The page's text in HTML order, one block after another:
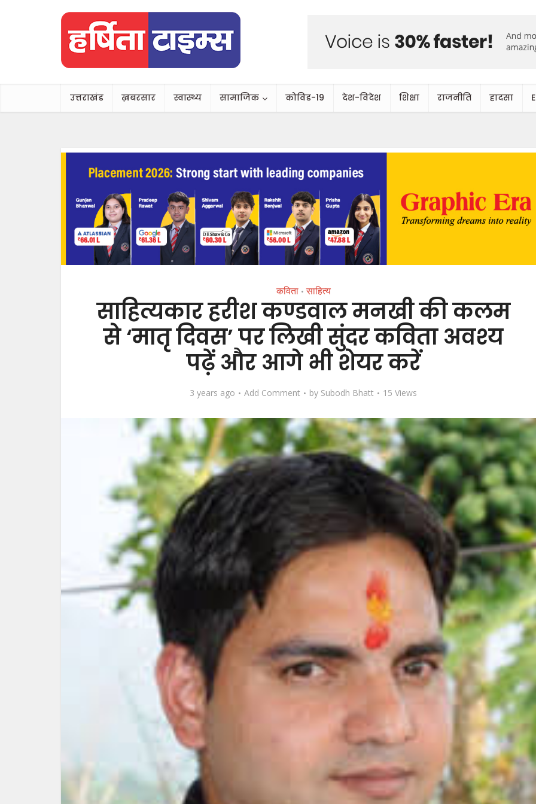
उत्तराखंड ख़बरसार स्वास्थ्य सामाजिक कोविड-19 देश-विदेश शिक्षा राजनीति हादसा
कविता • साहित्य
साहित्यकार हरीश कण्डवाल मनखी की कलम
से ‘मातृ दिवस’ पर लिखी सुंदर कविता अवश्य
पढ़ें और आगे भी शेयर करें
3 years ago Add Comment by Subodh Bhatt 15 Views